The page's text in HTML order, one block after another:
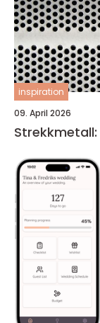
inspiration
09. April 2026